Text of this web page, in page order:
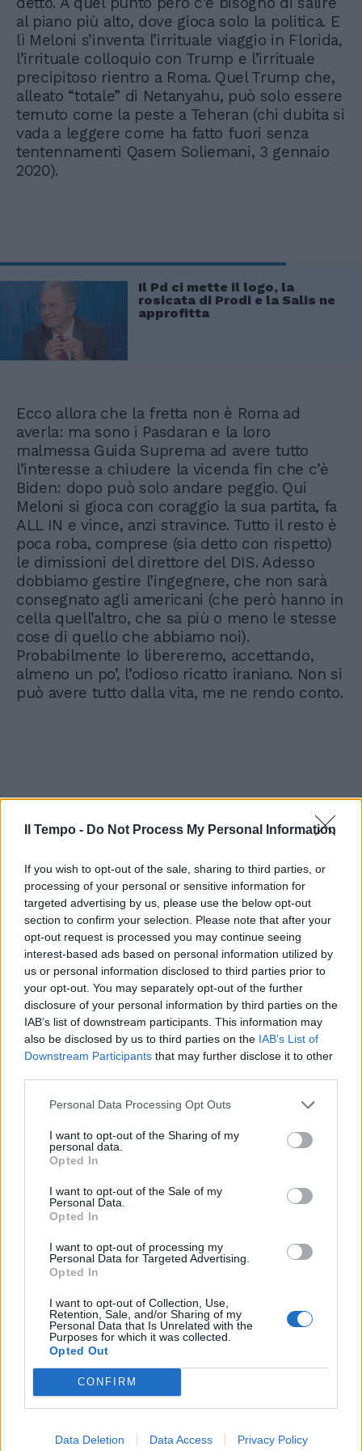
Il Tempo - Do Not Process My Personal Information
If you wish to opt-out of the sale, sharing to third parties, or
processing of your personal or sensitive information for
targeted advertising by us, please use the below opt-out
section to confirm your selection. Please note that after your
opt-out request is processed you may continue seeing
interest-based ads based on personal information utilized by
us or personal information disclosed to third parties prior to
your opt-out. You may separately opt-out of the further
disclosure of your personal information by third parties on the
IAB’s list of downstream participants. This information may
also be disclosed by us to third parties on the IAB’s List of
Downstream Participants that may further disclose it to other
Personal Data Processing Opt Outs
I want to opt-out of the Sharing of my
personal data.
Opted In
I want to opt-out of the Sale of my
Personal Data.
Opted In
I want to opt-out of processing my
Personal Data for Targeted Advertising.
Opted In
I want to opt-out of Collection, Use,
Retention, Sale, and/or Sharing of my
Personal Data that Is Unrelated with the
Purposes for which it was collected.
Opted Out
CONFIRM
Data Deletion Data Access Privacy Policy
al piano più alto, dove gioca solo la politica. E
lì Meloni s’inventa l’irrituale viaggio in Florida,
l’irrituale colloquio con Trump e l’irrituale
precipitoso rientro a Roma. Quel Trump che,
alleato “totale” di Netanyahu, può solo essere
temuto come la peste a Teheran (chi dubita si
vada a leggere come ha fatto fuori senza
tentennamenti Qasem Soliemani, 3 gennaio
2020).
Il Pd ci mette il logo, la
rosicata di Prodi e la Salis ne
approfitta
Ecco allora che la fretta non è Roma ad
averla: ma sono i Pasdaran e la loro
malmessa Guida Suprema ad avere tutto
l’interesse a chiudere la vicenda fin che c’è
Biden: dopo può solo andare peggio. Qui
Meloni si gioca con coraggio la sua partita, fa
ALL IN e vince, anzi stravince. Tutto il resto è
poca roba, comprese (sia detto con rispetto)
le dimissioni del direttore del DIS. Adesso
dobbiamo gestire l’ingegnere, che non sarà
consegnato agli americani (che però hanno in
cella quell’altro, che sa più o meno le stesse
cose di quello che abbiamo noi).
Probabilmente lo libereremo, accettando,
almeno un po’, l’odioso ricatto iraniano. Non si
può avere tutto dalla vita, me ne rendo conto.